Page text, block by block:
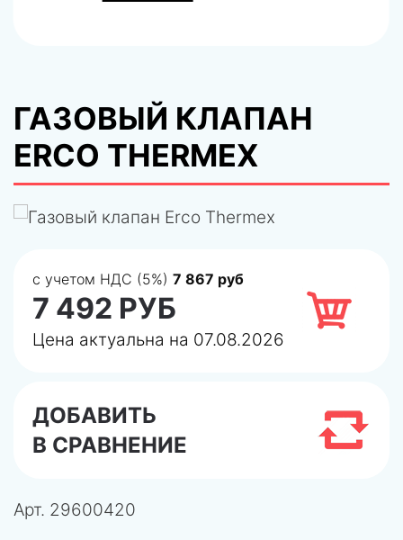
ГАЗОВЫЙ КЛАПАН
ERCO THERMEX
с учетом НДС (5%) 7 867 руб
7 492 РУБ
Цена актуальна на 07.08.2026
ДОБАВИТЬ
В СРАВНЕНИЕ
Арт. 29600420